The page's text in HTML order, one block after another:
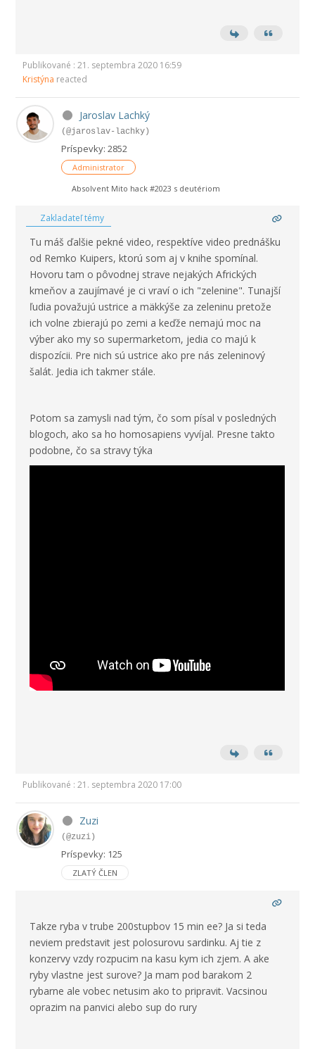
Publikované : 21. septembra 2020 16:59
Kristýna reacted
Jaroslav Lachký
(@jaroslav-lachky)
Príspevky: 2852
Administrator
Absolvent Mito hack #2023 s deutériom
Zakladateľ témy
Tu máš ďalšie pekné video, respektíve video prednášku
od Remko Kuipers, ktorú som aj v knihe spomínal.
Hovoru tam o pôvodnej strave nejakých Afrických
kmeňov a zaujímavé je ci vraví o ich "zelenine". Tunajší
ľudia považujú ustrice a mäkkýše za zeleninu pretože
ich volne zbierajú po zemi a keďže nemajú moc na
výber ako my so supermarketom, jedia co majú k
dispozícii. Pre nich sú ustrice ako pre nás zeleninový
šalát. Jedia ich takmer stále.
Potom sa zamysli nad tým, čo som písal v posledných
blogoch, ako sa ho homosapiens vyvíjal. Presne takto
podobne, čo sa stravy týka
Publikované : 21. septembra 2020 17:00
Zuzi
(@zuzi)
Príspevky: 125
ZLATÝ ČLEN
Takze ryba v trube 200stupbov 15 min ee? Ja si teda
neviem predstavit jest polosurovu sardinku. Aj tie z
konzervy vzdy rozpucim na kasu kym ich zjem. A ake
ryby vlastne jest surove? Ja mam pod barakom 2
rybarne ale vobec netusim ako to pripravit. Vacsinou
oprazim na panvici alebo sup do rury